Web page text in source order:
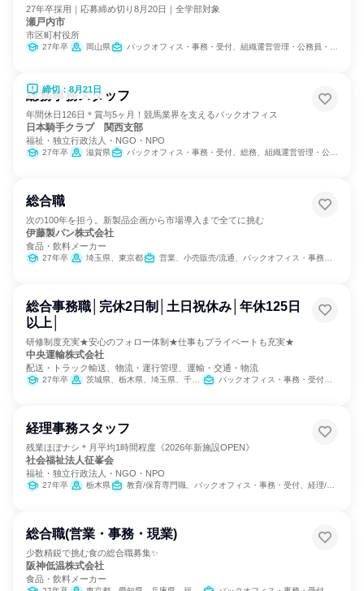
27年卒採用｜応募締め切り8月20日｜全学部対象
瀬戸内市
市区町村役所
27年卒 岡山県 バックオフィス・事務・受付、組織運営管理・公務員・事務系職種
締切：8月21日
総務事務スタッフ
年間休日126日＊賞与5ヶ月！競馬業界を支えるバックオフィス
日本騎手クラブ 関西支部
福祉・独立行政法人・NGO・NPO
27年卒 滋賀県 バックオフィス・事務・受付、総務、組織運営管理・公務員・事務系職種
総合職
次の100年を担う。新製品企画から市場導入まで全てに挑む
伊藤製パン株式会社
食品・飲料メーカー
27年卒 埼玉県、東京都 営業、小売販売/流通、バックオフィス・事務・受付、製造・生産工程、SCM/生産管理/購買/物流
総合事務職│完休2日制│土日祝休み│年休125日
以上│
研修制度充実★安心のフォロー体制★仕事もプライベートも充実★
中央運輸株式会社
配送・トラック輸送、物流・運行管理、運輸・交通・物流
27年卒 茨城県、栃木県、埼玉県、千葉県、東京都、神奈川県 バックオフィス・事務・受付、医療/福祉専門職、経理/税務/財務、人事、総務
経理事務スタッフ
残業ほぼナシ＊月平均1時間程度《2026年新施設OPEN》
社会福祉法人征峯会
福祉・独立行政法人・NGO・NPO
27年卒 栃木県 教育/保育専門職、バックオフィス・事務・受付、経理/税務/財務
総合職(営業・事務・現業)
少数精鋭で挑む食の総合職募集✨
阪神低温株式会社
食品・飲料メーカー